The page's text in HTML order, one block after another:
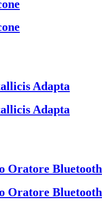
Adapta
Adapta
Oratore Bluetooth
Oratore Bluetooth